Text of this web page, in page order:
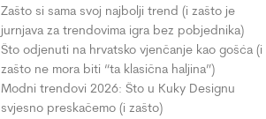
Zašto si sama svoj najbolji trend (i zašto je
jurnjava za trendovima igra bez pobjednika)
Što odjenuti na hrvatsko vjenčanje kao gošća (i
zašto ne mora biti “ta klasična haljina”)
Modni trendovi 2026: Što u Kuky Designu
svjesno preskačemo (i zašto)